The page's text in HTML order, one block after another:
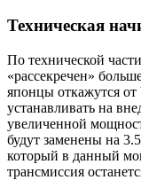
Техническая
По технической
«рассекречен»
японцы откажутся от
устанавливать на
увеличенной
будут заменены на
который в данный
трансмиссия